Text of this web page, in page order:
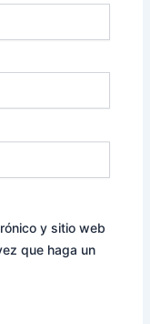
y sitio web
que haga un